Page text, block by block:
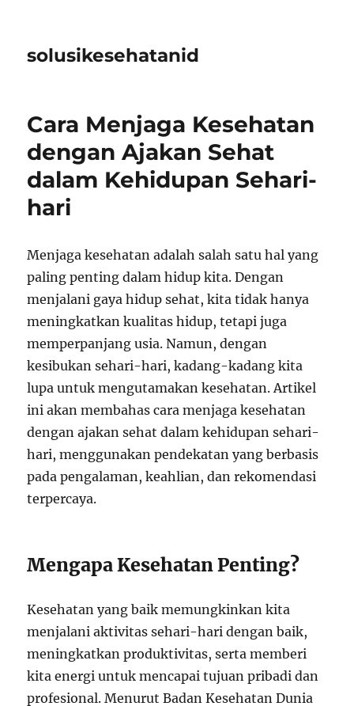
solusikesehatanid
Cara Menjaga Kesehatan
dengan Ajakan Sehat
dalam Kehidupan Sehari-
hari
Menjaga kesehatan adalah salah satu hal yang
paling penting dalam hidup kita. Dengan
menjalani gaya hidup sehat, kita tidak hanya
meningkatkan kualitas hidup, tetapi juga
memperpanjang usia. Namun, dengan
kesibukan sehari-hari, kadang-kadang kita
lupa untuk mengutamakan kesehatan. Artikel
ini akan membahas cara menjaga kesehatan
dengan ajakan sehat dalam kehidupan sehari-
hari, menggunakan pendekatan yang berbasis
pada pengalaman, keahlian, dan rekomendasi
terpercaya.
Mengapa Kesehatan Penting?
Kesehatan yang baik memungkinkan kita
menjalani aktivitas sehari-hari dengan baik,
meningkatkan produktivitas, serta memberi
kita energi untuk mencapai tujuan pribadi dan
profesional. Menurut Badan Kesehatan Dunia